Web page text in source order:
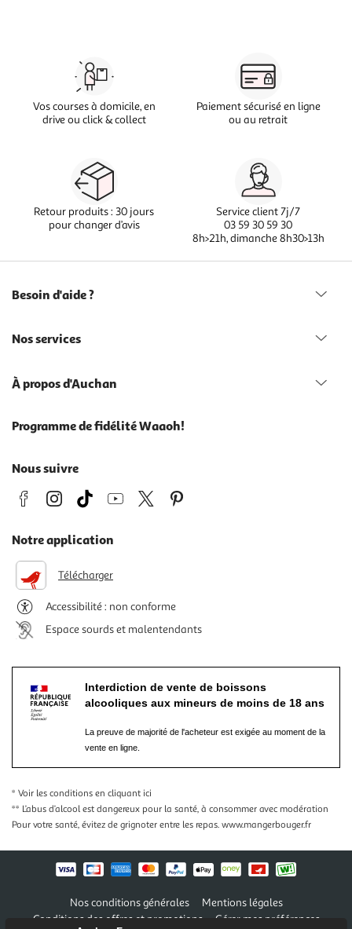
Vos courses à domicile, en
drive ou click & collect
Paiement sécurisé en ligne
ou au retrait
Retour produits : 30 jours
pour changer d’avis
Service client 7j/7
03 59 30 59 30
8h>21h, dimanche 8h30>13h
Besoin d'aide ?
Nos services
À propos d'Auchan
Programme de fidélité Waaoh!
Nous suivre
Notre application
Télécharger
Accessibilité : non conforme
Espace sourds et malentendants
Interdiction de vente de boissons
alcooliques aux mineurs de moins de 18 ans
La preuve de majorité de l'acheteur est exigée au moment de la
vente en ligne.
* Voir les conditions en cliquant ici
** L’abus d’alcool est dangereux pour la santé, à consommer avec modération
Pour votre santé, évitez de grignoter entre les repas. www.mangerbouger.fr
Nos conditions générales
Mentions légales
Conditions des offres et promotions
Gérer mes préférences